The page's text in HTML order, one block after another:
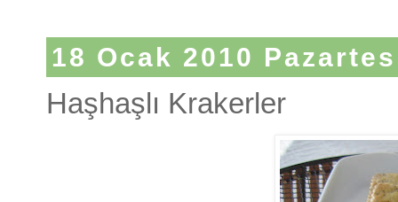
18 Ocak 2010
Haşhaşlı Krakerler